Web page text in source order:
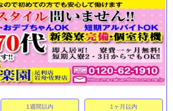
1週間以内 1ヶ月以内